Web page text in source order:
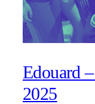
Edouard
2025